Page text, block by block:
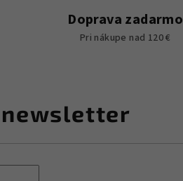
Doprava zadarmo
Pri nákupe nad 120 €